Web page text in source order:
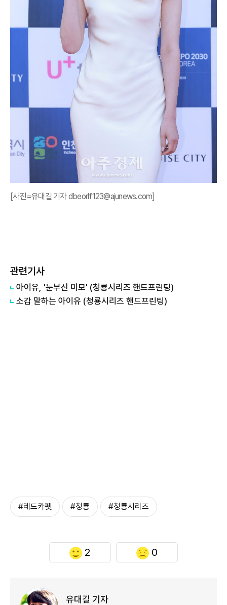
[사진=유대길 기자 dbeorlf123@ajunews.com]
관련기사
아이유, '눈부신 미모' (청룡시리즈 핸드프린팅)
소감 말하는 아이유 (청룡시리즈 핸드프린팅)
#레드카펫 #청룡 #청룡시리즈
2 0
유대길 기자